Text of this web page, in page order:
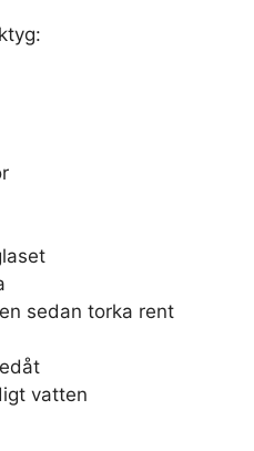
sedan torka rent
vatten